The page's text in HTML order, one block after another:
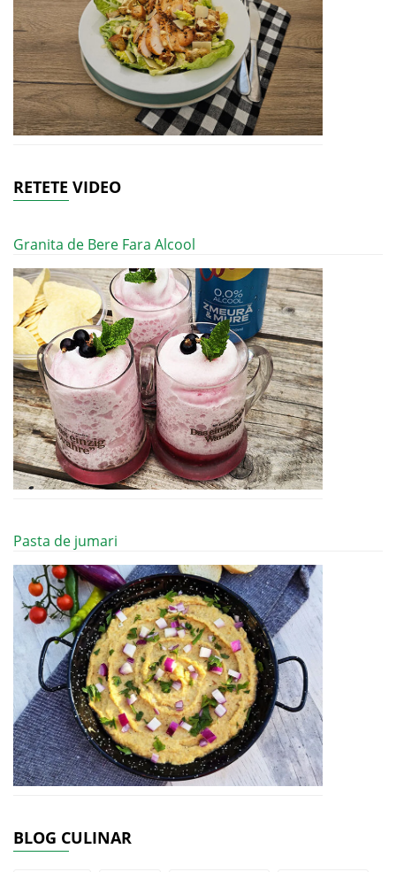
RETETE VIDEO
Granita de Bere Fara Alcool
Pasta de jumari
BLOG CULINAR